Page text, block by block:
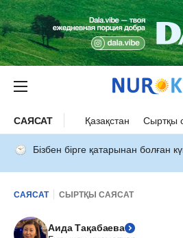
САЯСАТ Қазақстан Сыртқы
Бізбен бірге қатарынан болған
САЯСАТ СЫРТҚЫ САЯСАТ
Аида Тақабаева